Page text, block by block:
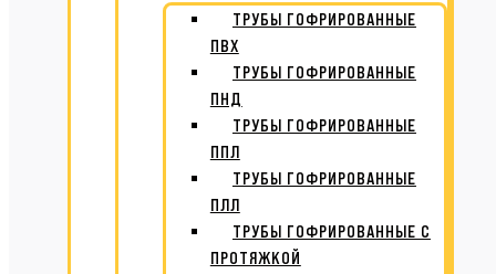
ТРУБЫ ГОФРИРОВАННЫЕ
ПВХ
ТРУБЫ ГОФРИРОВАННЫЕ
ПНД
ТРУБЫ ГОФРИРОВАННЫЕ
ППЛ
ТРУБЫ ГОФРИРОВАННЫЕ
ПЛЛ
ТРУБЫ ГОФРИРОВАННЫЕ С
ПРОТЯЖКОЙ